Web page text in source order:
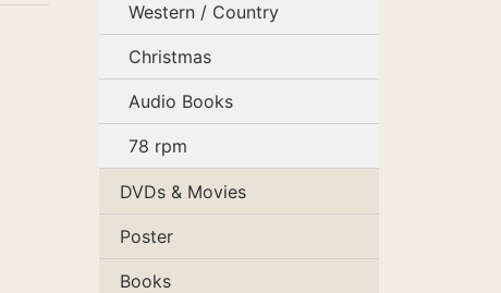
Western / Country
Christmas
Audio Books
78 rpm
DVDs & Movies
Poster
Books